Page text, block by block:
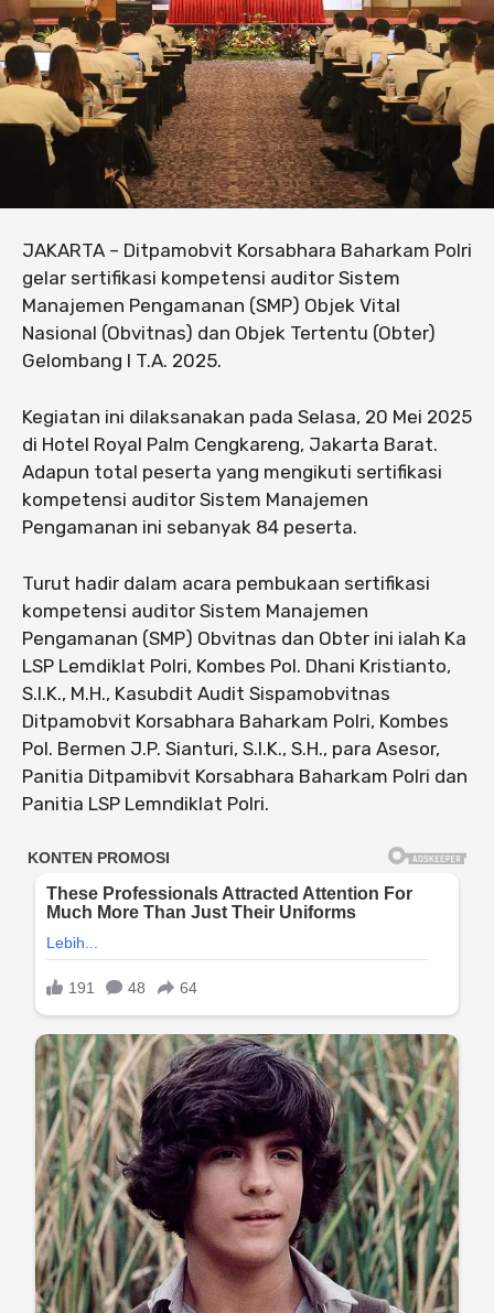
JAKARTA – Ditpamobvit Korsabhara Baharkam Polri
gelar sertifikasi kompetensi auditor Sistem
Manajemen Pengamanan (SMP) Objek Vital
Nasional (Obvitnas) dan Objek Tertentu (Obter)
Gelombang I T.A. 2025.
Kegiatan ini dilaksanakan pada Selasa, 20 Mei 2025
di Hotel Royal Palm Cengkareng, Jakarta Barat.
Adapun total peserta yang mengikuti sertifikasi
kompetensi auditor Sistem Manajemen
Pengamanan ini sebanyak 84 peserta.
Turut hadir dalam acara pembukaan sertifikasi
kompetensi auditor Sistem Manajemen
Pengamanan (SMP) Obvitnas dan Obter ini ialah Ka
LSP Lemdiklat Polri, Kombes Pol. Dhani Kristianto,
S.I.K., M.H., ⁠Kasubdit Audit Sispamobvitnas
Ditpamobvit Korsabhara Baharkam Polri, Kombes
Pol. Bermen J.P. Sianturi, S.I.K., S.H., para ⁠Asesor,
⁠Panitia Ditpamibvit Korsabhara Baharkam Polri dan
Panitia LSP Lemndiklat Polri.